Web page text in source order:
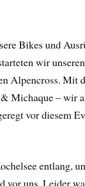
Bikes und
wir
Alpencross. Mit
Michaque – wir
vor diesem
entlang,
vor uns. Leider